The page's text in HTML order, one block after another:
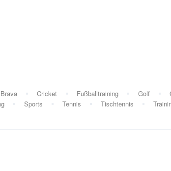
Cricket Fußballtraining Golf
Sports Tennis Tischtennis